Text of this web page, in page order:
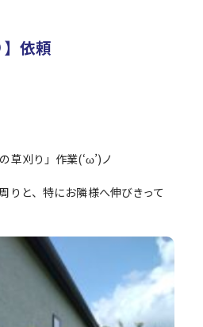
】依頼
草刈り」作業(‘ω’)ノ
りと、特にお隣様へ伸びきって